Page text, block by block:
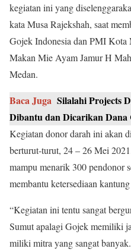
kegiatan ini yang
kata Musa Rajekshah, saat
Gojek Indonesia dan PMI Kota
Makan Mie Ayam Jamur H
Medan.
Baca Juga Silalahi Projects
Dibantu dan Dicarikan Dana
Kegiatan donor darah ini akan
berturut-turut, 24 – 26 Mei
mampu menarik 300 pendonor
membantu ketersediaan
“Kegiatan ini tentu sangat
Sumut apalagi Gojek memiliki
miliki mitra yang sangat